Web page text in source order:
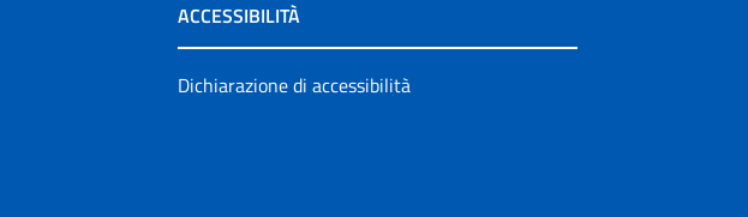
ACCESSIBILITÀ
Dichiarazione di accessibilità